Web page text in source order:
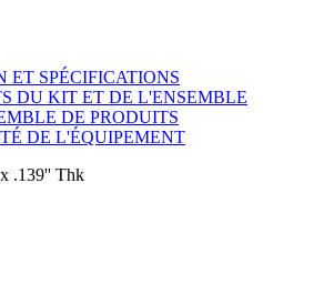
ET SPÉCIFICATIONS
DU KIT ET DE L'ENSEMBLE
DE PRODUITS
DE L'ÉQUIPEMENT
.139'' Thk